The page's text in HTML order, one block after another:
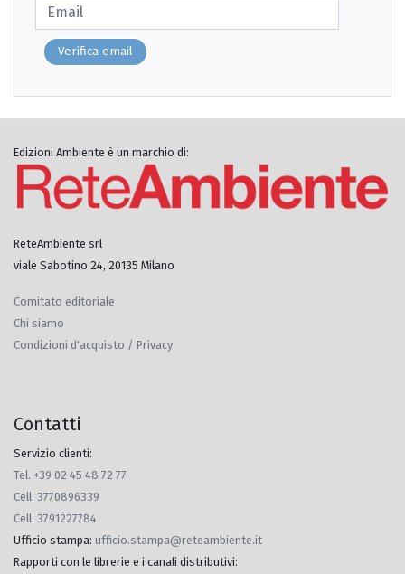
Verifica email
Edizioni Ambiente è un marchio di:
ReteAmbiente srl
viale Sabotino 24, 20135 Milano
Comitato editoriale
Chi siamo
Condizioni d'acquisto / Privacy
Contatti
Servizio clienti:
Tel. +39 02 45 48 72 77
Cell. 3770896339
Cell. 3791227784
Ufficio stampa: ufficio.stampa@reteambiente.it
Rapporti con le librerie e i canali distributivi: